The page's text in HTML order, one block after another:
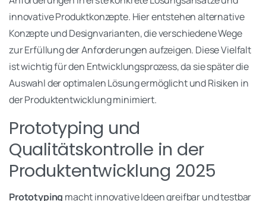
innovative Produktkonzepte. Hier entstehen alternative
Konzepte und Designvarianten, die verschiedene Wege
zur Erfüllung der Anforderungen aufzeigen. Diese Vielfalt
ist wichtig für den Entwicklungsprozess, da sie später die
Auswahl der optimalen Lösung ermöglicht und Risiken in
der Produktentwicklung minimiert.
Prototyping und
Qualitätskontrolle in der
Produktentwicklung 2025
Prototyping macht innovative Ideen greifbar und testbar